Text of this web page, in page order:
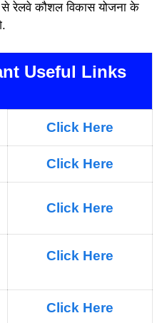
रेलवे कौशल विकास योजना के
Useful Links
Click Here
Click Here
Click Here
Click Here
Click Here